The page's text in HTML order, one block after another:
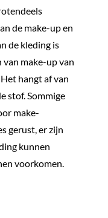
de make-up en
de kleding is
make-up van
hangt af van
stof. Sommige
make-
gerust, er zijn
kunnen
voorkomen.